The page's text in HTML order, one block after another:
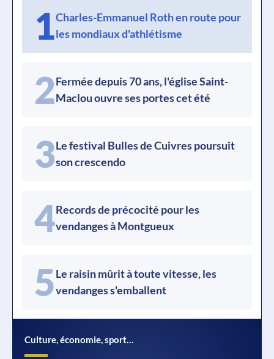
1Charles-Emmanuel Roth en route pour
les mondiaux d'athlétisme
2Fermée depuis 70 ans, l'église Saint-
Maclou ouvre ses portes cet été
3Le festival Bulles de Cuivres poursuit
son crescendo
4Records de précocité pour les
vendanges à Montgueux
5Le raisin mûrit à toute vitesse, les
vendanges s'emballent
Culture, économie, sport…